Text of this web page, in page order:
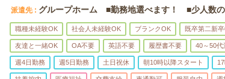
派遣先 グループホーム ■勤務地選べます！ ■少人数の
職種未経験OK 社会人未経験OK ブランクOK 既卒第二新
友達と一緒OK OA不要 英語不要 履歴書不要 40～50代
週4日勤務 週5日勤務 土日祝休 朝10時以降スタート